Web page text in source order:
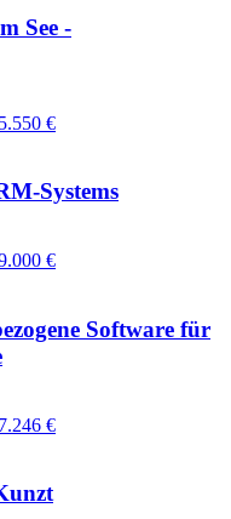
See -
€
Systems
€
Software für
€